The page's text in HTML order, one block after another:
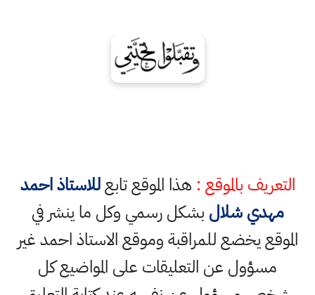
التعريف بالموقع : هذا الموقع تابعللاستاذ احمد
مهدي شلال بشكل رسمي وكل ما ينشر في
الموقع يخضع للمراقبة وموقع الاستاذ احمد غير
مسؤول عن التعليقات على المواضيع كل